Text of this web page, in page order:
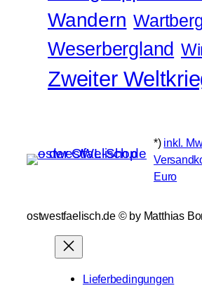
Wandern
Weserbergland
Zweiter
*) inkl.
Euro
ostwestfaelisch.de ©️ by Matthias
Lieferbedingungen